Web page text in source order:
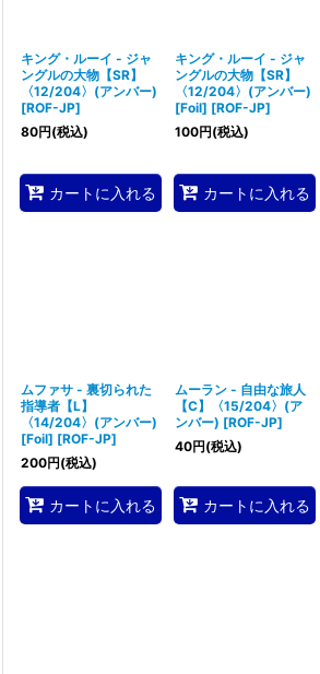
キング・ルーイ - ジャ
ングルの大物【SR】
〈12/204〉(アンバー)
[ROF-JP]
80円(税込)
カートに入れる
キング・ルーイ - ジャ
ングルの大物【SR】
〈12/204〉(アンバー)
[Foil] [ROF-JP]
100円(税込)
カートに入れる
ムファサ - 裏切られた
指導者【L】
〈14/204〉(アンバー)
[Foil] [ROF-JP]
200円(税込)
カートに入れる
ムーラン - 自由な旅人
【C】〈15/204〉(ア
ンバー) [ROF-JP]
40円(税込)
カートに入れる